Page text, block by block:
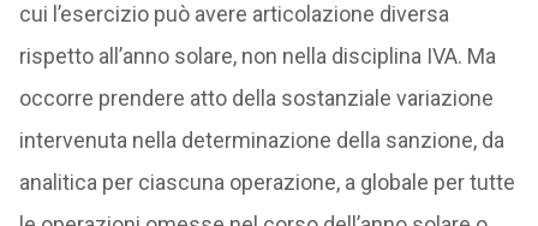
cui l’esercizio può avere articolazione diversa
rispetto all’anno solare, non nella disciplina IVA. Ma
occorre prendere atto della sostanziale variazione
intervenuta nella determinazione della sanzione, da
analitica per ciascuna operazione, a globale per tutte